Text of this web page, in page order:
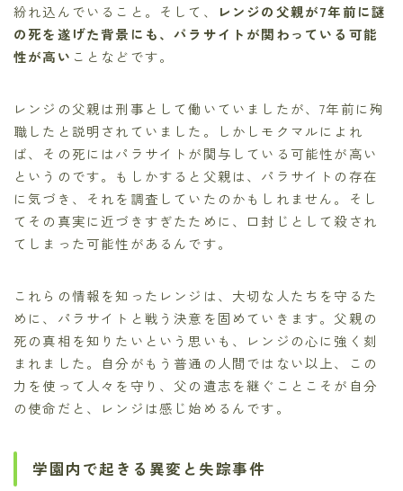
紛れ込んでいること。そして、
レンジの父親が7年前に謎
の死を遂げた背景にも、パラサイトが関わっている可能
性が高い ことなどです。
レンジの父親は刑事として働いていましたが、7年前に殉
職したと説明されていました。しかしモクマルによれ
ば、その死にはパラサイトが関与している可能性が高い
というのです。もしかすると父親は、パラサイトの存在
に気づき、それを調査していたのかもしれません。そし
てその真実に近づきすぎたために、口封じとして殺され
てしまった可能性があるんです。
これらの情報を知ったレンジは、大切な人たちを守るた
めに、パラサイトと戦う決意を固めていきます。父親の
死の真相を知りたいという思いも、レンジの心に強く刻
まれました。自分がもう普通の人間ではない以上、この
力を使って人々を守り、父の遺志を継ぐことこそが自分
の使命だと、レンジは感じ始めるんです。
学園内で起きる異変と失踪事件